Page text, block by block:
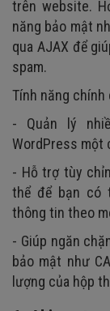
trên website.
năng bảo mật
qua AJAX để
spam.
Tính năng chính
- Quản lý
WordPress một
- Hỗ trợ tùy
thể để bạn có
thông tin theo
- Giúp ngăn
bảo mật như
lượng của hộp